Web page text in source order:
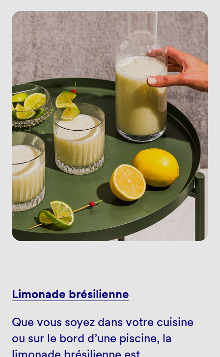
Limonade brésilienne
Que vous soyez dans votre cuisine
ou sur le bord d’une piscine, la